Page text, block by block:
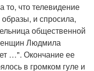
что телевидение
и спросила,
общественной
Людмила
…". Окончание ее
в громком гуле и